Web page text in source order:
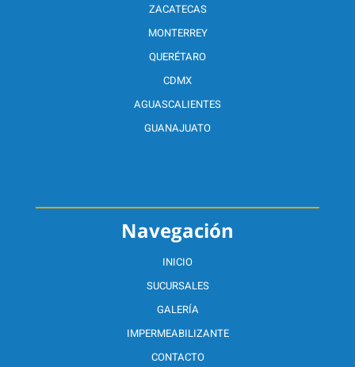
Navegación
INICIO
SUCURSALES
GALERÍA
IMPERMEABILIZANTE
CONTACTO
ZACATECAS
MONTERREY
QUERÉTARO
CDMX
AGUASCALIENTES
GUANAJUATO